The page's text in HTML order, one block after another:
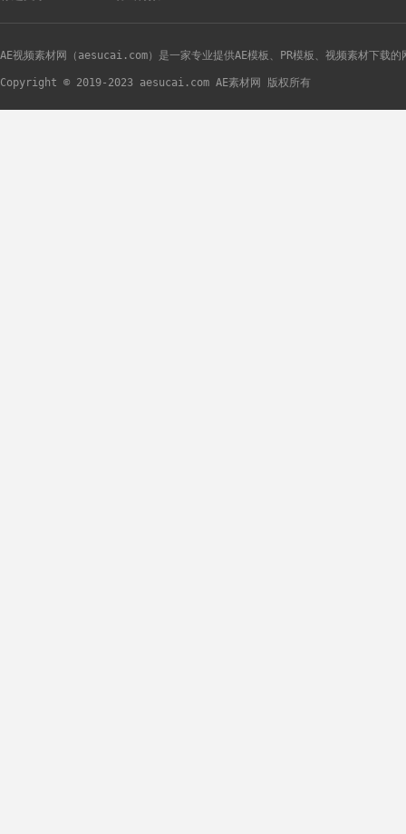
AE视频素材网（aesucai.com）是一家专业提供AE模板、PR模板、视频素材下载的
Copyright © 2019-2023 aesucai.com AE素材网 版权所有